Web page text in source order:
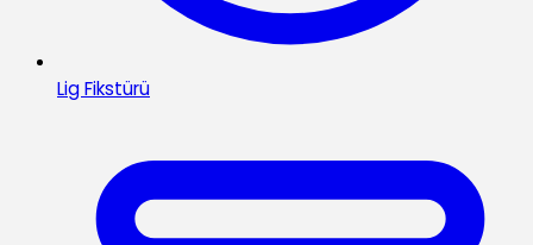
Lig Fikstürü